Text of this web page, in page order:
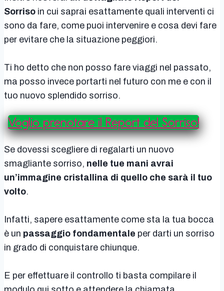
Sorriso in cui saprai esattamente quali interventi ci
sono da fare, come puoi intervenire e cosa devi fare
per evitare che la situazione peggiori.
Ti ho detto che non posso fare viaggi nel passato,
ma posso invece portarti nel futuro con me e con il
tuo nuovo splendido sorriso.
Voglio prenotare il Report del Sorriso!
Se dovessi scegliere di regalarti un nuovo
smagliante sorriso, nelle tue mani avrai
un’immagine cristallina di quello che sarà il tuo
volto.
Infatti, sapere esattamente come sta la tua bocca
è un passaggio fondamentale per darti un sorriso
in grado di conquistare chiunque.
E per effettuare il controllo ti basta compilare il